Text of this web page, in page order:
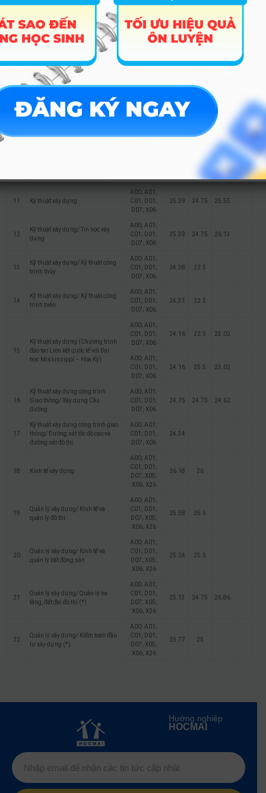
7
Công nghệ thông tin/ An toàn
thông tin
A00; A01;
C01; D01;
D07; X06;
26.52
Logistics và Quản lý chuỗi cung
ứng (*)
A00; A01;
Logistics và Quản lý chuỗi cung
A00; A01;
C01; D01;
X06; X26
11 Kỹ thuật xây dựng
A00; A01;
C01; D01;
D07; X06
25.39 24.75 25.55
12
Kỹ thuật xây dựng/ Tin học xây
dựng
A00; A01;
C01; D01;
D07; X06
25.39 24.75 26.13
13
Kỹ thuật xây dựng/ Kỹ thuật công
trình thủy
A00; A01;
C01; D01;
D07; X06
24.38 22.5
14
Kỹ thuật xây dựng/ Kỹ thuật công
trình biển
A00; A01;
C01; D01;
D07; X06
24.31 22.5
15
Kỹ thuật xây dựng (Chương trình
đào tạo Liên kết quốc tế với Đại
học Mississippi – Hoa Kỳ)
A00; A01;
C01; D01;
D07; X06
24.16 22.5 23.02
A00; A01;
C01; D01;
D07; X06
24.16 25.5 23.02
16
Kỹ thuật xây dựng công trình
Giao thông/ Xây dựng Cầu
đường
A00; A01;
C01; D01;
D07; X06
24.75 24.75 24.62
17
Kỹ thuật xây dựng công trình giao
thông/ Đường sắt tốc độ cao và
đường sắt đô thị
A00; A01;
C01; D01;
D07; X06
24.34
18 Kinh tế xây dựng
A00; A01;
C01; D01;
D07; X05;
X06; X26
26.18 26
19
Quản lý xây dựng/ Kinh tế và
quản lý đô thị
A00; A01;
C01; D01;
D07; X05;
X06; X26
25.58 25.5
20
Quản lý xây dựng/ Kinh tế và
quản lý bất động sản
A00; A01;
C01; D01;
D07; X05;
X06; X26
25.24 25.5
21
Quản lý xây dựng/ Quản lý hạ
tầng, đất đai đô thị (*)
A00; A01;
C01; D01;
D07; X05;
X06; X26
25.13 24.75 26.86
22
Quản lý xây dựng/ Kiểm toán đầu
tư xây dựng (*)
A00; A01;
C01; D01;
D07; X05;
X06; X26
25.77 25
Hướng nghiệp
HOCMAI